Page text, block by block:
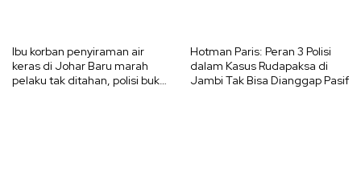
Ibu korban penyiraman air
keras di Johar Baru marah
pelaku tak ditahan, polisi buka
Hotman Paris: Peran 3 Polisi
dalam Kasus Rudapaksa di
Jambi Tak Bisa Dianggap Pasif